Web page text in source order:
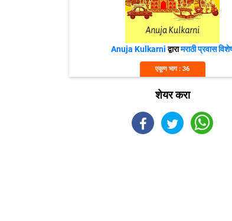
Anuja Kulkarniद्वारामराठी प्रवास
एकूण भाग : 36
शेयर करा